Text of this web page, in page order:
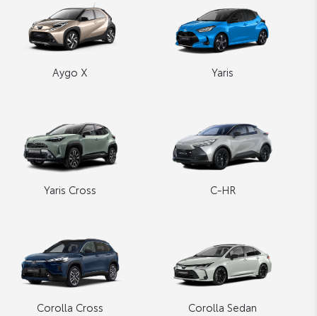
Aygo X Yaris
Yaris Cross C-HR
Corolla Cross Corolla Sedan